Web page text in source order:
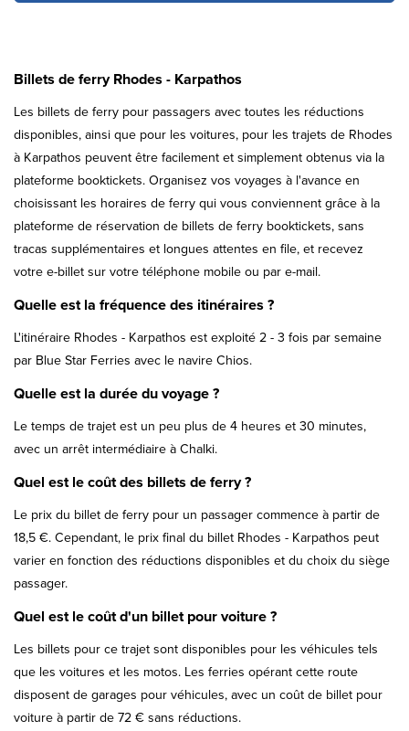
Billets de ferry Rhodes - Karpathos
Les billets de ferry pour passagers avec toutes les réductions
disponibles, ainsi que pour les voitures, pour les trajets de Rhodes
à Karpathos peuvent être facilement et simplement obtenus via la
plateforme booktickets. Organisez vos voyages à l'avance en
choisissant les horaires de ferry qui vous conviennent grâce à la
plateforme de réservation de billets de ferry booktickets, sans
tracas supplémentaires et longues attentes en file, et recevez
votre e-billet sur votre téléphone mobile ou par e-mail.
Quelle est la fréquence des itinéraires ?
L'itinéraire Rhodes - Karpathos est exploité 2 - 3 fois par semaine
par Blue Star Ferries avec le navire Chios.
Quelle est la durée du voyage ?
Le temps de trajet est un peu plus de 4 heures et 30 minutes,
avec un arrêt intermédiaire à Chalki.
Quel est le coût des billets de ferry ?
Le prix du billet de ferry pour un passager commence à partir de
18,5 €. Cependant, le prix final du billet Rhodes - Karpathos peut
varier en fonction des réductions disponibles et du choix du siège
passager.
Quel est le coût d'un billet pour voiture ?
Les billets pour ce trajet sont disponibles pour les véhicules tels
que les voitures et les motos. Les ferries opérant cette route
disposent de garages pour véhicules, avec un coût de billet pour
voiture à partir de 72 € sans réductions.